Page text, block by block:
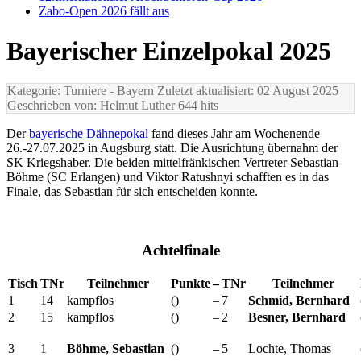
Zabo-Open 2026 fällt aus
Bayerischer Einzelpokal 2025
Kategorie: Turniere - Bayern Zuletzt aktualisiert: 02 August 2025
Geschrieben von: Helmut Luther644 hits
Derbayerische Dähnepokal fand dieses Jahr am Wochenende
26.-27.07.2025 in Augsburg statt. Die Ausrichtung übernahm der
SK Kriegshaber. Die beiden mittelfränkischen Vertreter Sebastian
Böhme (SC Erlangen) und Viktor Ratushnyi schafften es in das
Finale, das Sebastian für sich entscheiden konnte.
Achtelfinale
Tisch TNr Teilnehmer Punkte–TNr Teilnehmer
1
14 kampflos () – 7 Schmid, Bernhard
2
15 kampflos () – 2 Besner, Bernhard
3 1 Böhme, Sebastian () – 5 Lochte, Thomas